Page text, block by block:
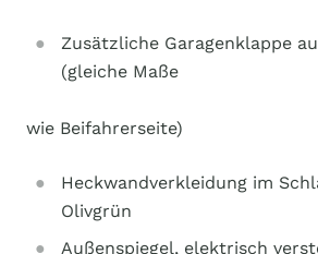
Zusätzliche Garagenklappe
(gleiche Maße
wie Beifahrerseite)
Heckwandverkleidung im
Olivgrün
Außenspiegel, elektrisch